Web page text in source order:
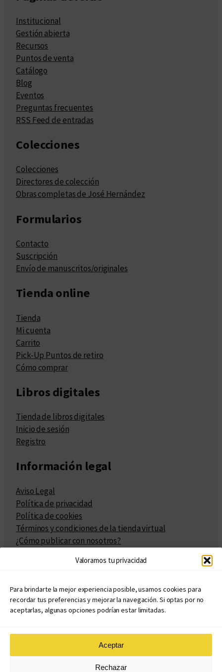
Valoramos tu privacidad
Para brindarte la mejor experiencia posible, usamos cookies para
recordar tus preferencias y mejorar la navegación. Si optas por no
aceptarlas, algunas opciones podrían estar limitadas.
Aceptar
Rechazar
Institucional
Gestión abierta
Recursos
Puntos de venta
Catálogo
Blog
Eventos
Preguntas frecuentes
RSS Feed de entradas
Colecciones
Colecciones
Directores de colección
Obras completas de José Hernández
Formularios
Contacto
Suscripción
Envío de manuscritos/originales
Tienda online
Tienda
Mi cuenta
Carrito
Pick-Up Puntos de retiro
Cómo comprar
Libros digitales
Tienda de libros digitales
Inicio de sesión
Registro
Información legal
Aviso Legal
Política de privacidad
Política de cookies
Términos y condiciones de la tienda virtual
¿Cómo publicar con nosotros?
Políticas de publicación
Políticas de coedición
Atribuciones